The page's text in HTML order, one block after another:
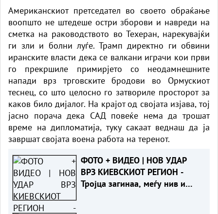
Американскиот претседател во своето обраќање
воопшто не штедеше остри зборови и навреди на
сметка на раководството во Техеран, нарекувајќи
ги зли и болни луѓе. Трамп директно ги обвини
иранските власти дека се валкани играчи кои први
го прекршиле примирјето со неодамнешните
напади врз трговските бродови во Ормускиот
теснец, со што целосно го затвориле просторот за
каков било дијалог. На крајот од својата изјава, тој
јасно порача дека САД повеќе нема да трошат
време на дипломатија, туку сакаат веднаш да ја
завршат својата воена работа на теренот.
ФОТО + ВИДЕО | НОВ УДАР
ВРЗ КИЕВСКИОТ РЕГИОН -
Тројца загинаа, меѓу нив и